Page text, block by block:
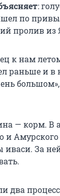
:
по
пролив из
к нам
раньше и в
— корм. В
и
За
два